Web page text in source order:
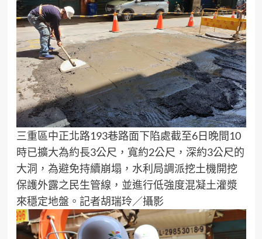
三重區中正北路193巷路面下陷處截至6日晚間10
時已擴大為約長3公尺，寬約2公尺，深約3公尺的
大洞，為避免持續崩塌，水利局調派挖土機開挖
保護外露之民生管線，並進行低強度混凝土灌漿
來穩定地盤。記者胡瑞玲／攝影